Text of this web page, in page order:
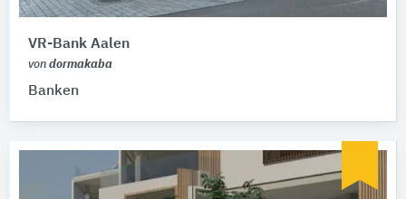
VR-Bank Aalen
von dormakaba
Banken